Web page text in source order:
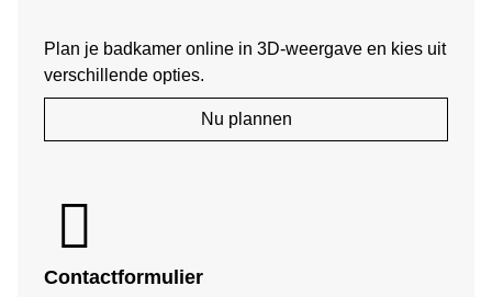
Plan je badkamer online in 3D-weergave en kies uit
verschillende opties.
Nu plannen
Contactformulier